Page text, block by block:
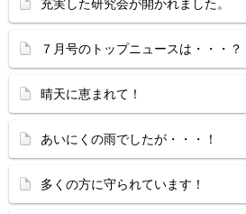
充実した研究会が開かれました。
７月号のトップニュースは・・・？
晴天に恵まれて！
あいにくの雨でしたが・・・！
多くの方に守られています！